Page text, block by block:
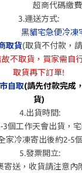
超商代碼繳費
3.運送方式:
黑貓宅急便冷凍
取貨(取貨不付款，
故不取貨，買家需自
取貨再下訂單!
自取(請先付款完成
貨)
4.出貨時間:
天會出貨，宅配
家冷凍寄出後約2-5
5.發票開立:
收貨請注意內附